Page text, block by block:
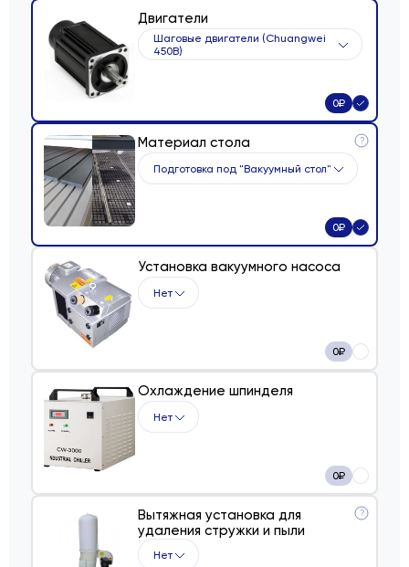
Двигатели
Шаговые двигатели (Chuangwei
450B)
0₽
Материал стола ?
Подготовка под "Вакуумный стол"
0₽
Установка вакуумного насоса
Нет
0₽
Охлаждение шпинделя
Нет
0₽
Вытяжная установка для
удаления стружки и пыли
?
Нет